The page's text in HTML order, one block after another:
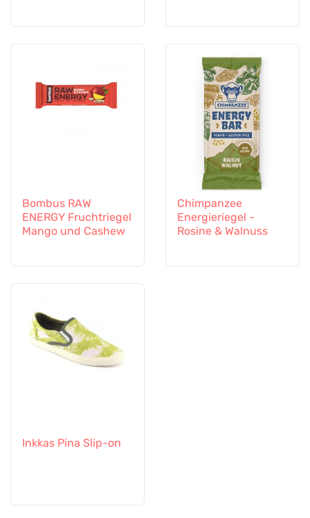
Bombus RAW
ENERGY Fruchtriegel
Mango und Cashew
Chimpanzee
Energieriegel -
Rosine & Walnuss
Inkkas Pina Slip-on